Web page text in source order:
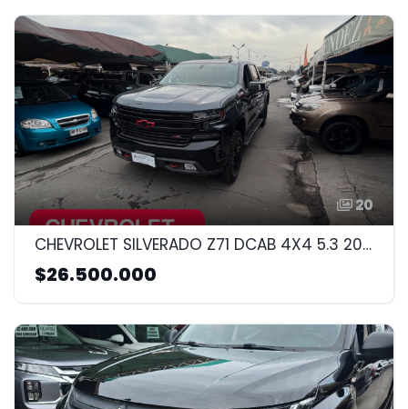
20
CHEVROLET SILVERADO Z71 DCAB 4X4 5.3 2020 5.3CC
$26.500.000